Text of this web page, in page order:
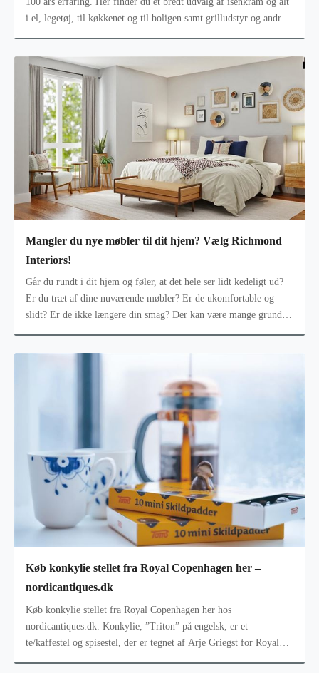
i el, legetøj, til køkkenet og til boligen samt grilludstyr og andre
Mangler du nye møbler til dit hjem? Vælg Richmond
Interiors!
Går du rundt i dit hjem og føler, at det hele ser lidt kedeligt ud?
Er du træt af dine nuværende møbler? Er de ukomfortable og
slidt? Er de ikke længere din smag? Der kan være mange grunde
Køb konkylie stellet fra Royal Copenhagen her –
nordicantiques.dk
Køb konkylie stellet fra Royal Copenhagen her hos
nordicantiques.dk. Konkylie, ”Triton” på engelsk, er et
te/kaffestel og spisestel, der er tegnet af Arje Griegst for Royal